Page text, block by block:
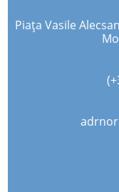
Piața Vasile